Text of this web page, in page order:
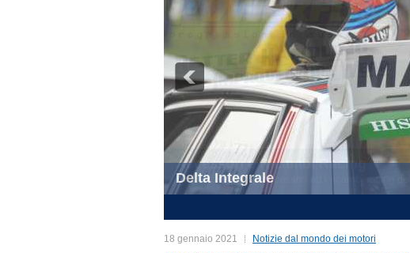
Delta Integrale
18 gennaio 2021 Notizie dal mondo dei motori